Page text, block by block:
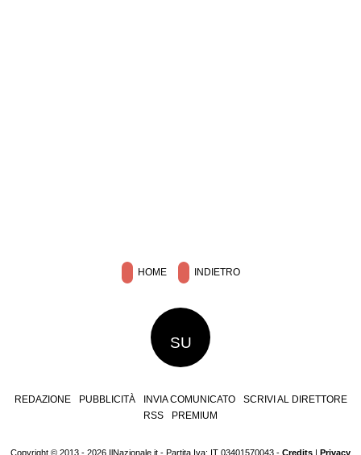
HOME INDIETRO
SU
REDAZIONE PUBBLICITÀ INVIA COMUNICATO
SCRIVI AL DIRETTORE
RSS
PREMIUM
Copyright © 2013 - 2026 IlNazionale.it - Partita Iva: IT 03401570043 - Credits | Privacy